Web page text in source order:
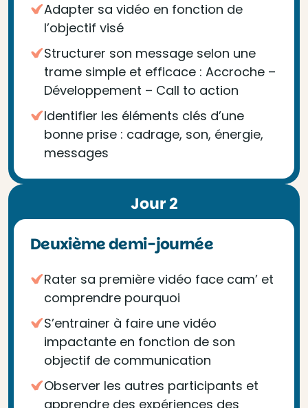
Adapter sa vidéo en fonction de
l’objectif visé
Structurer son message selon une
trame simple et efficace : Accroche –
Développement – Call to action
Identifier les éléments clés d’une
bonne prise : cadrage, son, énergie,
messages
Jour 2
Deuxième demi-journée
Rater sa première vidéo face cam’ et
comprendre pourquoi
S’entrainer à faire une vidéo
impactante en fonction de son
objectif de communication
Observer les autres participants et
apprendre des expériences des